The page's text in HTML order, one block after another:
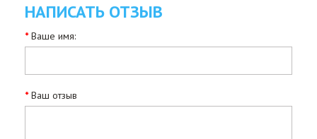
НАПИСАТЬ ОТЗЫВ
Ваше имя:
Ваш отзыв